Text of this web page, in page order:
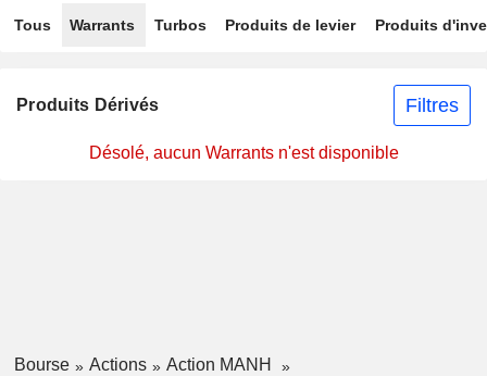
Tous Warrants Turbos Produits de levier Produits
Produits Dérivés Filtres
Désolé, aucun Warrants n'est disponible
Bourse Actions
Action MANH